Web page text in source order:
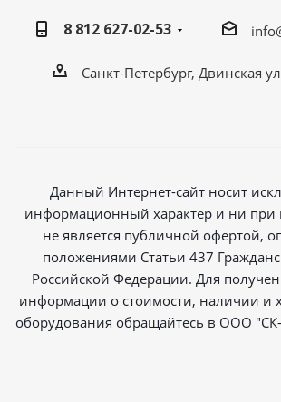
8 812 627-02-53
Санкт-Петербург, Двинская
Данный Интернет-сайт носит
информационный характер и ни при
не является публичной офертой,
положениями Статьи 437
Российской Федерации. Для
информации о стоимости, наличии и
оборудования обращайтесь в ООО